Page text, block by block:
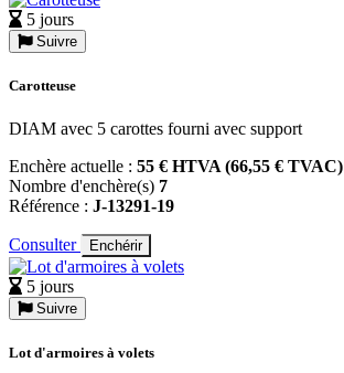
5 jours
Suivre
Carotteuse
DIAM avec 5 carottes fourni avec support
Enchère actuelle : 55 € HTVA (66,55 € TVAC)
Nombre d'enchère(s) 7
Référence : J-13291-19
Consulter Enchérir
5 jours
Suivre
Lot d'armoires à volets